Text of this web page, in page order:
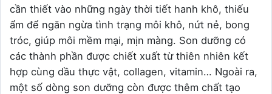
cần thiết vào những ngày thời tiết hanh khô, thiếu
ẩm để ngăn ngừa tình trạng môi khô, nứt nẻ, bong
tróc, giúp môi mềm mại, mịn màng. Son dưỡng có
các thành phần được chiết xuất từ thiên nhiên kết
hợp cùng dầu thực vật, collagen, vitamin… Ngoài ra,
một số dòng son dưỡng còn được thêm chất tạo